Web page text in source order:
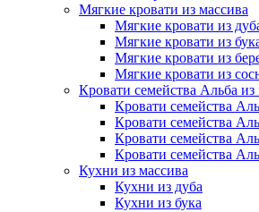
Мягкие кровати из массива
Мягкие кровати из
Мягкие кровати из
Мягкие кровати из
Мягкие кровати из
Кровати семейства Альба из
Кровати семейства
Кровати семейства
Кровати семейства
Кровати семейства
Кухни из массива
Кухни из дуба
Кухни из бука